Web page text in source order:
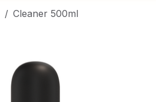
Cleaner 500ml